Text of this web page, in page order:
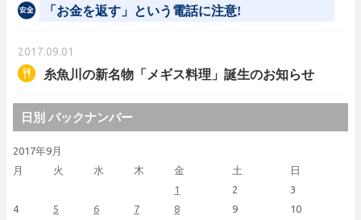
「お金を返す」という電話に注意!
2017.09.01
糸魚川の新名物「メギス料理」誕生のお知らせ
日別 バックナンバー
2017年9月
月
火 水 木 金 土 日
1 2
3
4
5 6 7 8 9
10